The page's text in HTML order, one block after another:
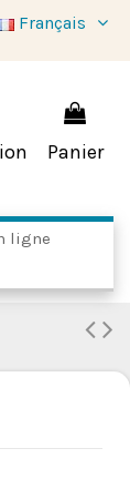
Français
Panier
ligne